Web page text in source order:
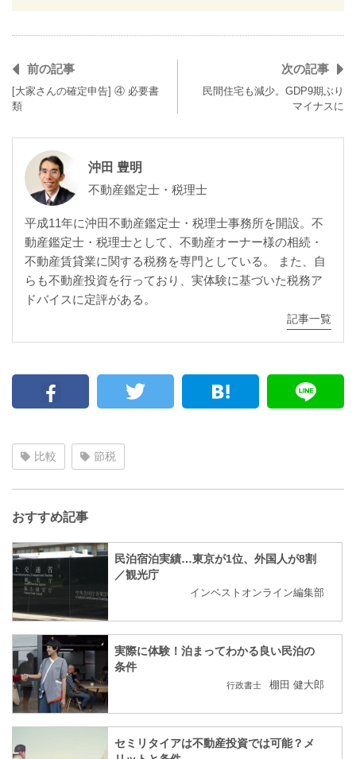
前の記事
[大家さんの確定申告] ④ 必要書
類
次の記事
民間住宅も減少。GDP9期ぶり
マイナスに
沖田 豊明
不動産鑑定士・税理士
平成11年に沖田不動産鑑定士・税理士事務所を開設。不
動産鑑定士・税理士として、不動産オーナー様の相続・
不動産賃貸業に関する税務を専門としている。 また、自
らも不動産投資を行っており、実体験に基づいた税務ア
ドバイスに定評がある。
記事一覧
比較 節税
おすすめ記事
民泊宿泊実績…東京が1位、外国人が8割
／観光庁
インベストオンライン編集部
実際に体験！泊まってわかる良い民泊の
条件
行政書士 棚田 健大郎
セミリタイアは不動産投資では可能？メ